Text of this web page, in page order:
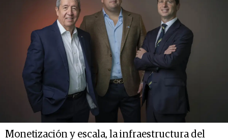
Monetización y escala, la infraestructura del